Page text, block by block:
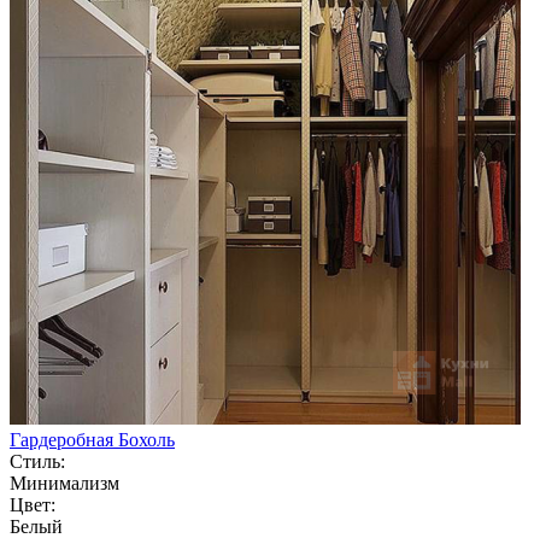
Гардеробная Бохоль
Стиль:
Минимализм
Цвет:
Белый